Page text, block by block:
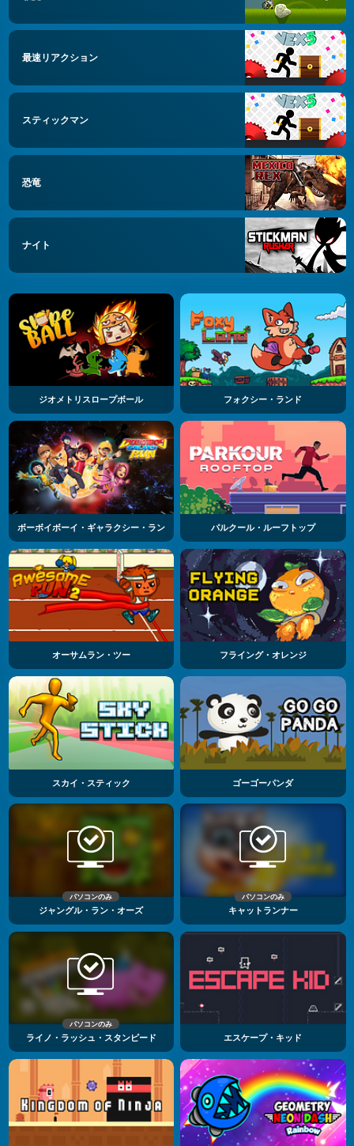
最速リアクション
スティックマン
恐竜
ナイト
ジオメトリスロープボール フォクシー・ランド
ボーボイボーイ・ギャラクシー・ラン パルクール・ルーフトップ
オーサムラン・ツー フライング・オレンジ
スカイ・スティック ゴーゴーパンダ
パソコンのみ
ジャングル・ラン・オーズ
パソコンのみ
キャットランナー
パソコンのみ
ライノ・ラッシュ・スタンピード エスケープ・キッド